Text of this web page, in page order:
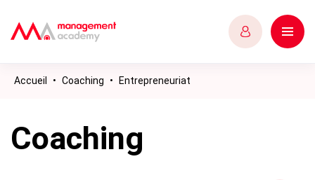
Accueil • Coaching • Entrepreneuriat
Coaching